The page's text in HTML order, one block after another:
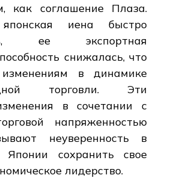
как соглашение Плаза.
японская иена быстро
ее экспортная
снижалась, что
в динамике
торговли. Эти
в сочетании с
напряженностью
неуверенность в
Японии сохранить свое
лидерство.